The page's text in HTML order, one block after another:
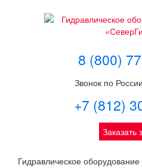
8 (800)
Звонок по
+7 (812)
Заказать
Гидравлическое